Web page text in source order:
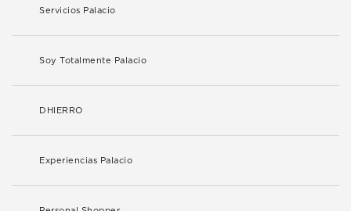
Servicios Palacio
Soy Totalmente Palacio
DHIERRO
Experiencias Palacio